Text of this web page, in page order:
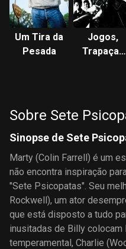
Um Tira da
Pesada
Jogos,
Trapaças
Sobre Sete
Sinopse de Sete
Marty (Colin Farrell) é um
não encontra inspiração
"Sete Psicopatas". Seu
Rockwell), um ator
que está disposto a tudo
inusitadas de Billy colocam
temperamental, Charlie